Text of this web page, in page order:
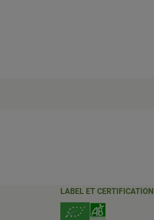
LABEL ET CERTIFICATION